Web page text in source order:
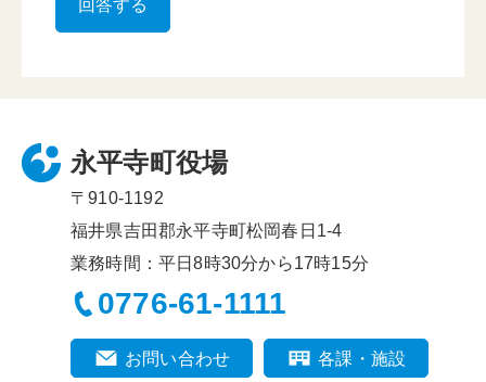
永平寺町役場
〒910-1192
福井県吉田郡永平寺町松岡春日1-4
業務時間：平日8時30分から17時15分
0776-61-1111
お問い合わせ 各課・施設